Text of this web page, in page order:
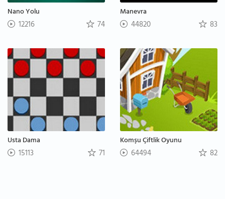
Nano Yolu
12216 74
Manevra
44820 83
Usta Dama
15113 71
Komşu Çiftlik Oyunu
64494 82